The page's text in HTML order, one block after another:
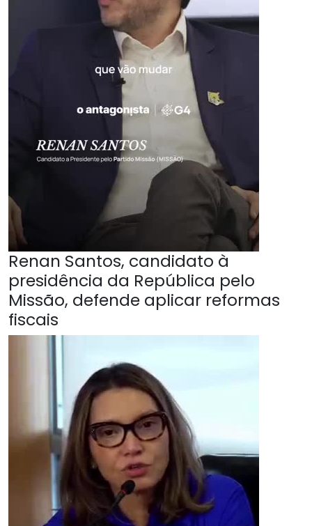
Renan Santos, candidato à
presidência da República pelo
Missão, defende aplicar reformas
fiscais